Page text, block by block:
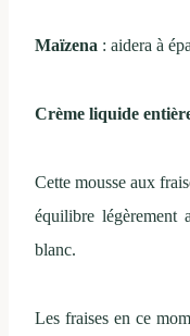
Maïzena : aidera à
Crème liquide
Cette mousse aux
équilibre légèrement
blanc.
Les fraises en ce